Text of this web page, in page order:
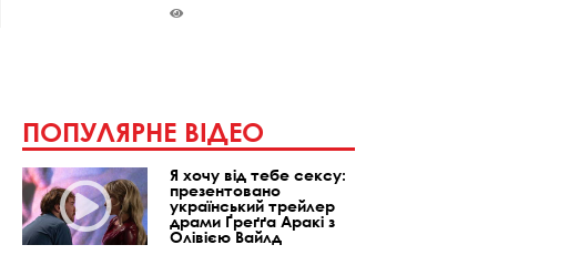
ПОПУЛЯРНЕ ВІДЕО
Я хочу від тебе сексу:
презентовано
український трейлер
драми Ґреґґа Аракі з
Олівією Вайлд